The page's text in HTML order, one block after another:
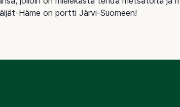
Häme on portti Järvi-Suomeen!